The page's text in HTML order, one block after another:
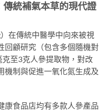
傳統補氣本草的現代證
在傳統中醫學中向來被視
回顧研究（包含多個隨機對
至3克人參提取物，對改
機制與促進一氧化氮生成及
康食品店均有多款人參產品